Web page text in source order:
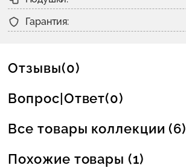
Гарантия:
Отзывы(0)
Вопрос|Ответ(0)
Все товары коллекции (6)
Похожие товары (1)